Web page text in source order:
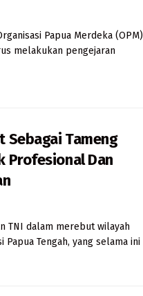
Papua Merdeka (OPM)
melakukan pengejaran
Sebagai Tameng
Profesional Dan
TNI dalam merebut wilayah
Papua Tengah, yang selama ini